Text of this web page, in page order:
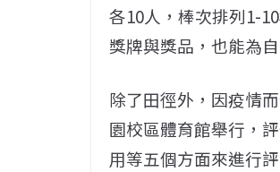
各10人，棒次排列1-
獎牌與獎品，也能為
除了田徑外，因疫情
園校區體育館舉行，
用等五個方面來進行